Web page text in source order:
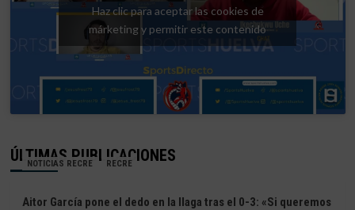
Haz clic para aceptar las cookies de
márketing y permitir este contenido
ÚLTIMAS PUBLICACIONES
NOTICIAS RECRE RECRE
Aitor García pone el dedo en la llaga tras el 0-3: «Si queremos